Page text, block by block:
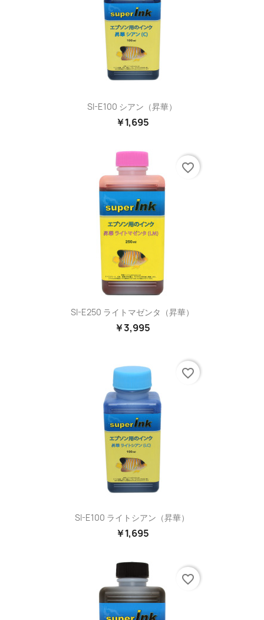
SI-E100 シアン（昇華）
￥1,695
SI-E250 ライトマゼンタ（昇華）
￥3,995
favorite_border
SI-E100 ライトシアン（昇華）
￥1,695
favorite_border
favorite_border